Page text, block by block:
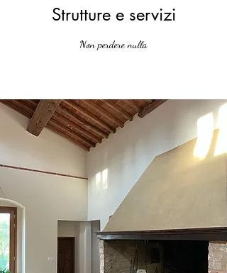
Strutture e servizi
Non perdere nulla